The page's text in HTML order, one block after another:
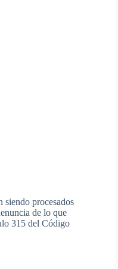
siendo procesados
de lo que
315 del Código